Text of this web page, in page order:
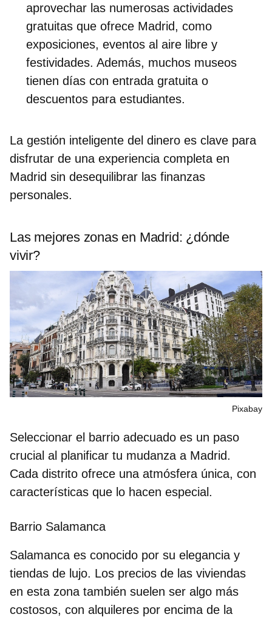
aprovechar las numerosas actividades
gratuitas que ofrece Madrid, como
exposiciones, eventos al aire libre y
festividades. Además, muchos museos
tienen días con entrada gratuita o
descuentos para estudiantes.
La gestión inteligente del dinero es clave para
disfrutar de una experiencia completa en
Madrid sin desequilibrar las finanzas
personales.
Las mejores zonas en Madrid: ¿dónde
vivir?
Pixabay
Seleccionar el barrio adecuado es un paso
crucial al planificar tu mudanza a Madrid.
Cada distrito ofrece una atmósfera única, con
características que lo hacen especial.
Barrio Salamanca
Salamanca es conocido por su elegancia y
tiendas de lujo. Los precios de las viviendas
en esta zona también suelen ser algo más
costosos, con alquileres por encima de la